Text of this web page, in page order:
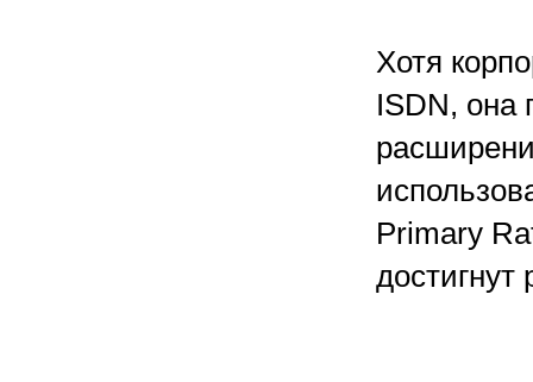
Хотя
ISDN, она
Primary